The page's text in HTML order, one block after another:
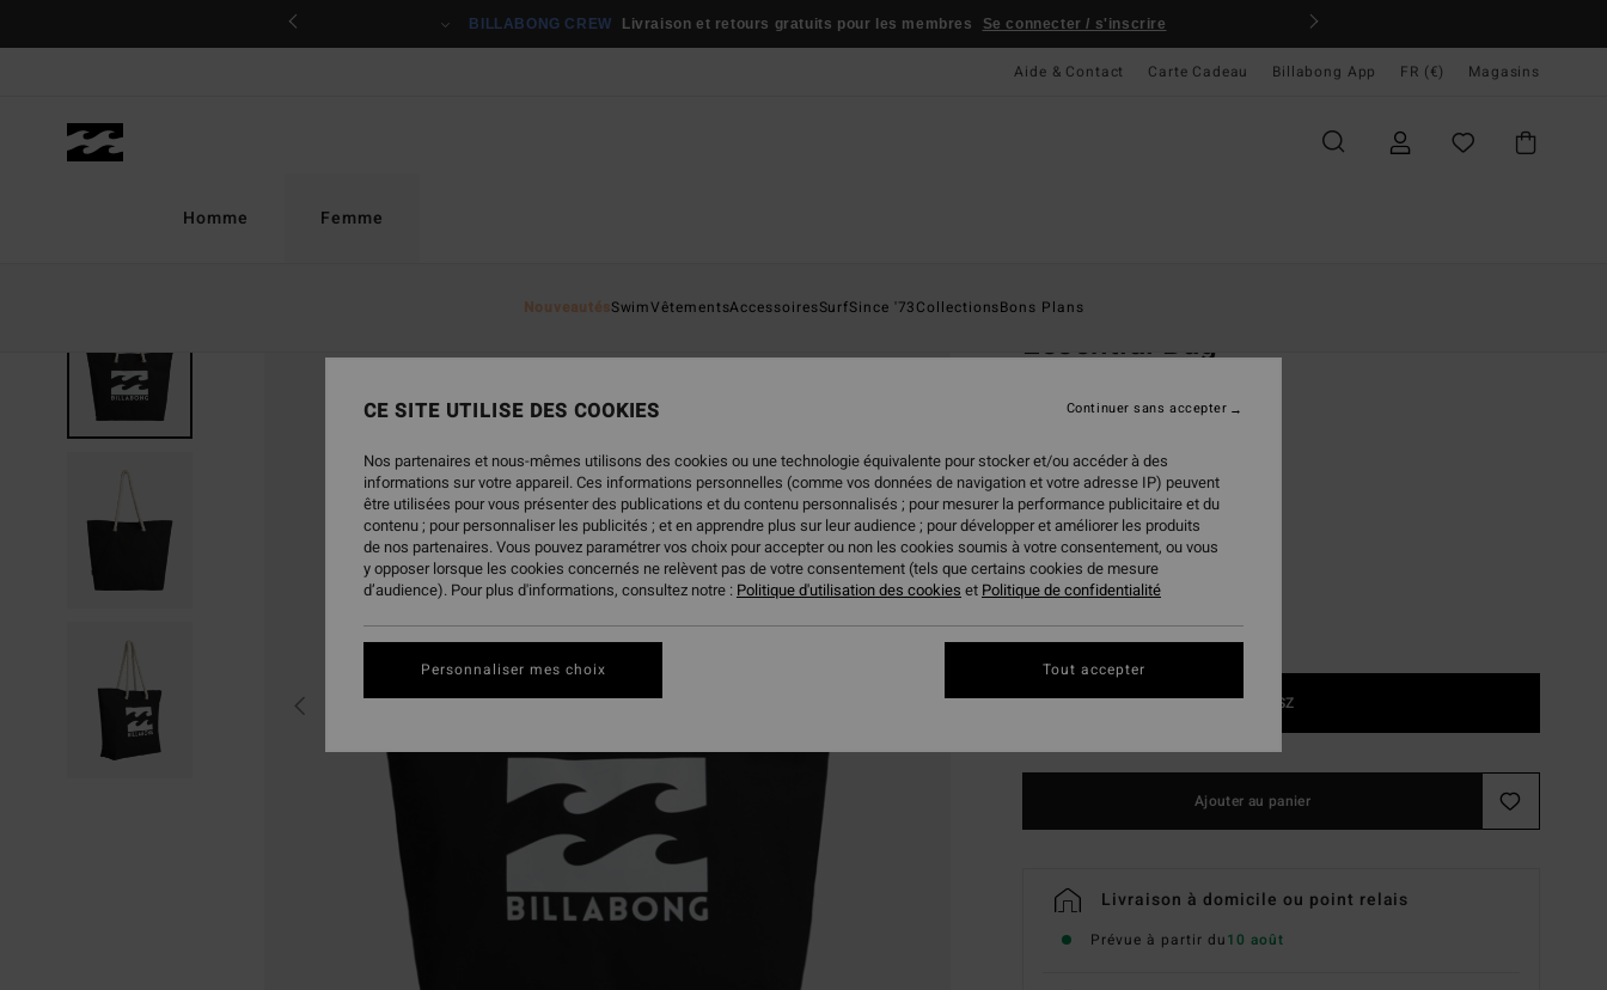
BILLABONG CREW Livraison et retours gratuits pour les membres Se connecter / s'inscrire
Aide & Contact Carte Cadeau Billabong App FR (€) Magasins
Homme Femme
NouveautésSwimVêtementsAccessoiresSurfSince '73CollectionsBons Plans
Essential Bag
CouleurBlack
1SZ
Ajouter au panier
Livraison à domicile ou point relais
Prévue à partir du10 août
CE SITE UTILISE DES COOKIES
Nos partenaires et nous-mêmes utilisons des cookies ou une technologie équivalente pour stocker et/ou accéder à des
informations sur votre appareil. Ces informations personnelles (comme vos données de navigation et votre adresse IP) peuvent
être utilisées pour vous présenter des publications et du contenu personnalisés ; pour mesurer la performance publicitaire et du
contenu ; pour personnaliser les publicités ; et en apprendre plus sur leur audience ; pour développer et améliorer les produits
de nos partenaires. Vous pouvez paramétrer vos choix pour accepter ou non les cookies soumis à votre consentement, ou vous
y opposer lorsque les cookies concernés ne relèvent pas de votre consentement (tels que certains cookies de mesure
d’audience). Pour plus d'informations, consultez notre : Politique d'utilisation des cookies et Politique de confidentialité
Personnaliser mes choix
Continuer sans accepter
Tout accepter